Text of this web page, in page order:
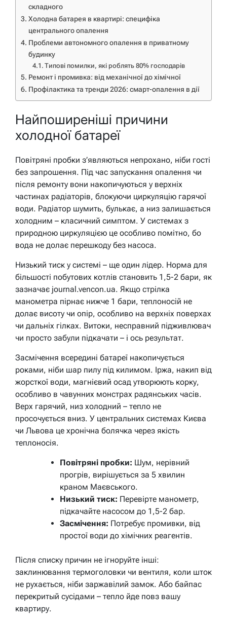
складного
Холодна батарея в квартирі: специфіка
центрального опалення
Проблеми автономного опалення в приватному
будинку
Типові помилки, які роблять 80% господарів
Ремонт і промивка: від механічної до хімічної
Профілактика та тренди 2026: смарт-опалення в дії
Найпоширеніші причини
холодної батареї
Повітряні пробки з’являються непрохано, ніби гості
без запрошення. Під час запускання опалення чи
після ремонту вони накопичуються у верхніх
частинах радіаторів, блокуючи циркуляцію гарячої
води. Радіатор шумить, булькає, а низ залишається
холодним – класичний симптом. У системах з
природною циркуляцією це особливо помітно, бо
вода не долає перешкоду без насоса.
Низький тиск у системі – ще один лідер. Норма для
більшості побутових котлів становить 1,5-2 бари, як
зазначає journal.vencon.ua. Якщо стрілка
манометра пірнає нижче 1 бари, теплоносій не
долає висоту чи опір, особливо на верхніх поверхах
чи дальніх гілках. Витоки, несправний підживлювач
чи просто забули підкачати – і ось результат.
Засмічення всередині батареї накопичується
роками, ніби шар пилу під килимом. Іржа, накип від
жорсткої води, магнієвий осад утворюють корку,
особливо в чавунних монстрах радянських часів.
Верх гарячий, низ холодний – тепло не
просочується вниз. У центральних системах Києва
чи Львова це хронічна болячка через якість
теплоносія.
Повітряні пробки: Шум, нерівний
прогрів, вирішується за 5 хвилин
краном Маєвського.
Низький тиск: Перевірте манометр,
підкачайте насосом до 1,5-2 бар.
Засмічення: Потребує промивки, від
простої води до хімічних реагентів.
Після списку причин не ігноруйте інші:
заклинювання термоголовки чи вентиля, коли шток
не рухається, ніби заржавілий замок. Або байпас
перекритый сусідами – тепло йде повз вашу
квартиру.